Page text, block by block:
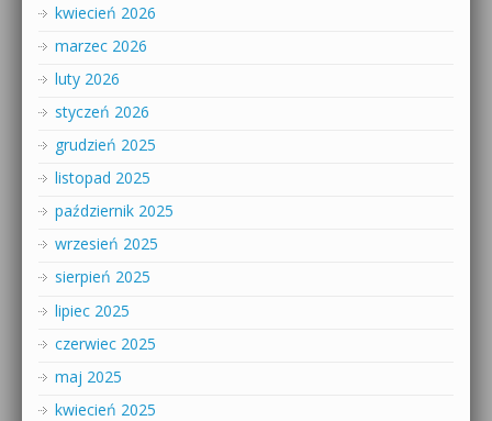
kwiecień 2026
marzec 2026
luty 2026
styczeń 2026
grudzień 2025
listopad 2025
październik 2025
wrzesień 2025
sierpień 2025
lipiec 2025
czerwiec 2025
maj 2025
kwiecień 2025